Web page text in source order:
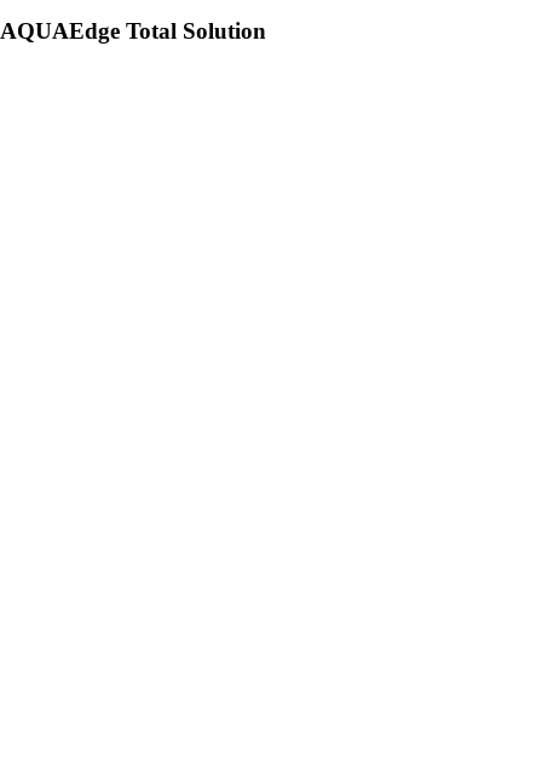
AQUAEdge Total Solution